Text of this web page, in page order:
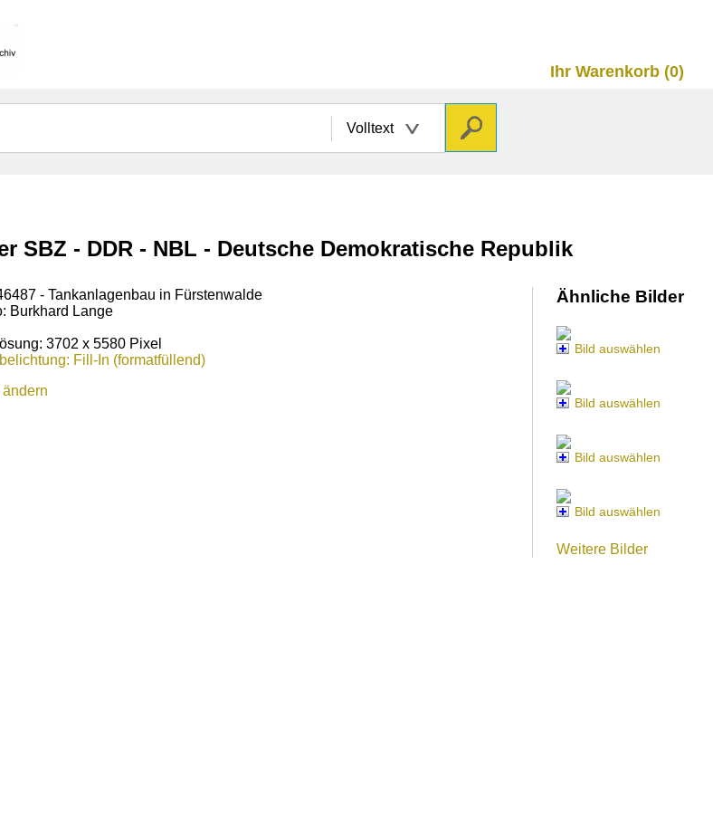
Ihr Warenkorb (0)
Volltext
- DDR - NBL - Deutsche Demokratische Republik
- Tankanlagenbau in Fürstenwalde
Burkhard Lange
3702 x 5580 Pixel
Fill-In (formatfüllend)
ändern
Ähnliche Bilder
Bild auswählen
Bild auswählen
Bild auswählen
Bild auswählen
Weitere Bilder